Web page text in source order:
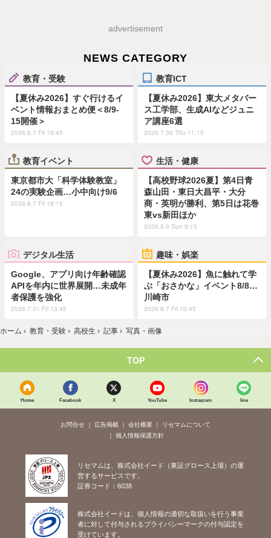
advertisement
NEWS CATEGORY
教育・受験
【夏休み2026】すぐ行けるイ
ベント情報おまとめ便＜8/9-
15開催＞
2026.8.7 Fri 19:45
教育ICT
【夏休み2026】東大メタバー
ス工学部、生成AIなどジュニ
ア講座6選
2026.7.30 Thu 11:15
教育イベント
東京都市大「科学体験教室」
24の実験企画…小中向け9/6
2026.8.7 Fri 18:15
生活・健康
【高校野球2026夏】第4日青
森山田・東日大昌平・大分
商・英明が勝利、第5日は花巻
東vs新田ほか
2026.8.9 Sun 9:15
デジタル生活
Google、アプリ向け年齢確認
APIを年内に世界展開…未成年
者保護を強化
2026.7.31 Fri 13:45
趣味・娯楽
【夏休み2026】魚に触れて学
ぶ「おさかな」イベント8/8…
川崎市
2026.8.7 Fri 10:45
ホーム › 教育・受験 › 高校生 › 記事 › 写真・画像
TOP
Home Facebook X YouTube Instagram line
お問合せ 広告掲載 会社概要
リセマムについて
個人情報保護方針
リセマムは、株式会社イード（東証グロース上場）の運
営するサービスです。
証券コード：6038
株式会社イードは、個人情報の適切な取扱いを行う事業
者に対して付与されるプライバシーマークの付与認定を
受けています。